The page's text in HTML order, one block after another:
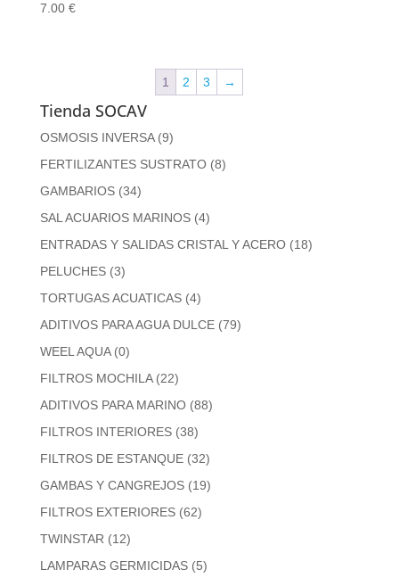
7.00 €
1 2 3 →
Tienda SOCAV
OSMOSIS INVERSA (9)
FERTILIZANTES SUSTRATO (8)
GAMBARIOS (34)
SAL ACUARIOS MARINOS (4)
ENTRADAS Y SALIDAS CRISTAL Y ACERO (18)
PELUCHES (3)
TORTUGAS ACUATICAS (4)
ADITIVOS PARA AGUA DULCE (79)
WEEL AQUA (0)
FILTROS MOCHILA (22)
ADITIVOS PARA MARINO (88)
FILTROS INTERIORES (38)
FILTROS DE ESTANQUE (32)
GAMBAS Y CANGREJOS (19)
FILTROS EXTERIORES (62)
TWINSTAR (12)
LAMPARAS GERMICIDAS (5)